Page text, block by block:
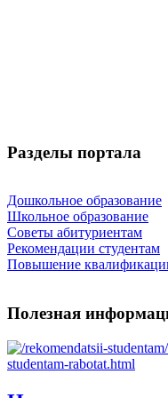
Разделы портала
Дошкольное образование
Школьное образование
Советы абитуриентам
Рекомендации студентам
Повышение
Полезная